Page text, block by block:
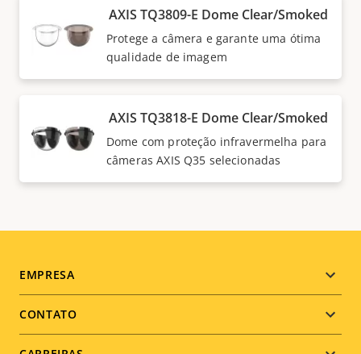
AXIS TQ3809-E Dome Clear/Smoked
Protege a câmera e garante uma ótima
qualidade de imagem
AXIS TQ3818-E Dome Clear/Smoked
Dome com proteção infravermelha para
câmeras AXIS Q35 selecionadas
Footer
menu
EMPRESA
CONTATO